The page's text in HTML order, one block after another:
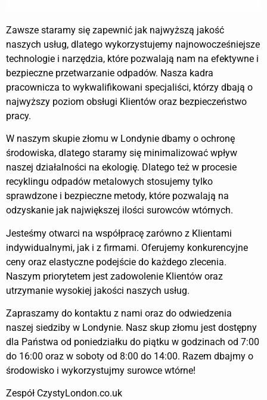
Zawsze staramy się zapewnić jak najwyższą jakość
naszych usług, dlatego wykorzystujemy najnowocześniejsze
technologie i narzędzia, które pozwalają nam na efektywne i
bezpieczne przetwarzanie odpadów. Nasza kadra
pracownicza to wykwalifikowani specjaliści, którzy dbają o
najwyższy poziom obsługi Klientów oraz bezpieczeństwo
pracy.
W naszym skupie złomu w Londynie dbamy o ochronę
środowiska, dlatego staramy się minimalizować wpływ
naszej działalności na ekologię. Dlatego też w procesie
recyklingu odpadów metalowych stosujemy tylko
sprawdzone i bezpieczne metody, które pozwalają na
odzyskanie jak największej ilości surowców wtórnych.
Jesteśmy otwarci na współpracę zarówno z Klientami
indywidualnymi, jak i z firmami. Oferujemy konkurencyjne
ceny oraz elastyczne podejście do każdego zlecenia.
Naszym priorytetem jest zadowolenie Klientów oraz
utrzymanie wysokiej jakości naszych usług.
Zapraszamy do kontaktu z nami oraz do odwiedzenia
naszej siedziby w Londynie. Nasz skup złomu jest dostępny
dla Państwa od poniedziałku do piątku w godzinach od 7:00
do 16:00 oraz w soboty od 8:00 do 14:00. Razem dbajmy o
środowisko i wykorzystujmy surowce wtórne!
Zespół CzystyLondon.co.uk